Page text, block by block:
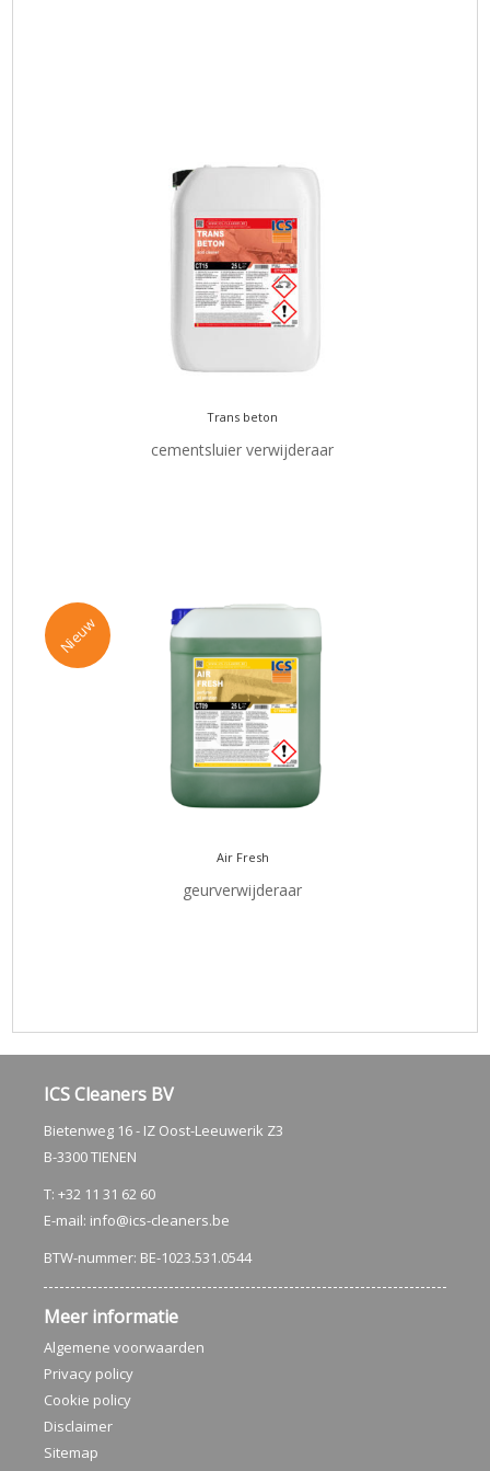
Trans beton
cementsluier verwijderaar
Nieuw
Air Fresh
geurverwijderaar
ICS Cleaners BV
Bietenweg 16 - IZ Oost-Leeuwerik Z3
B-3300 TIENEN
T: +32 11 31 62 60
E-mail: info@ics-cleaners.be
BTW-nummer: BE-1023.531.0544
Meer informatie
Algemene voorwaarden
Privacy policy
Cookie policy
Disclaimer
Sitemap